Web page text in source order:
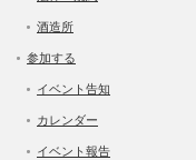
酒造所
参加する
イベント告知
カレンダー
イベント報告